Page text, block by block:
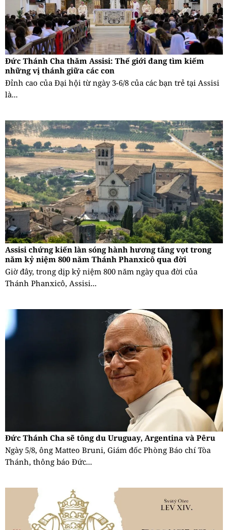
Đức Thánh Cha thăm Assisi: Thế giới đang tìm kiếm
những vị thánh giữa các con
Đỉnh cao của Đại hội từ ngày 3-6/8 của các bạn trẻ tại Assisi
là...
Assisi chứng kiến làn sóng hành hương tăng vọt trong
năm kỷ niệm 800 năm Thánh Phanxicô qua đời
Giờ đây, trong dịp kỷ niệm 800 năm ngày qua đời của
Thánh Phanxicô, Assisi...
Đức Thánh Cha sẽ tông du Uruguay, Argentina và Pêru
Ngày 5/8, ông Matteo Bruni, Giám đốc Phòng Báo chí Tòa
Thánh, thông báo Đức...